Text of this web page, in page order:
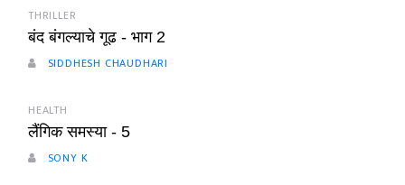
THRILLER
बंद बंगल्याचे गूढ - भाग 2
SIDDHESH CHAUDHARI
HEALTH
लैंगिक समस्या - 5
SONY K